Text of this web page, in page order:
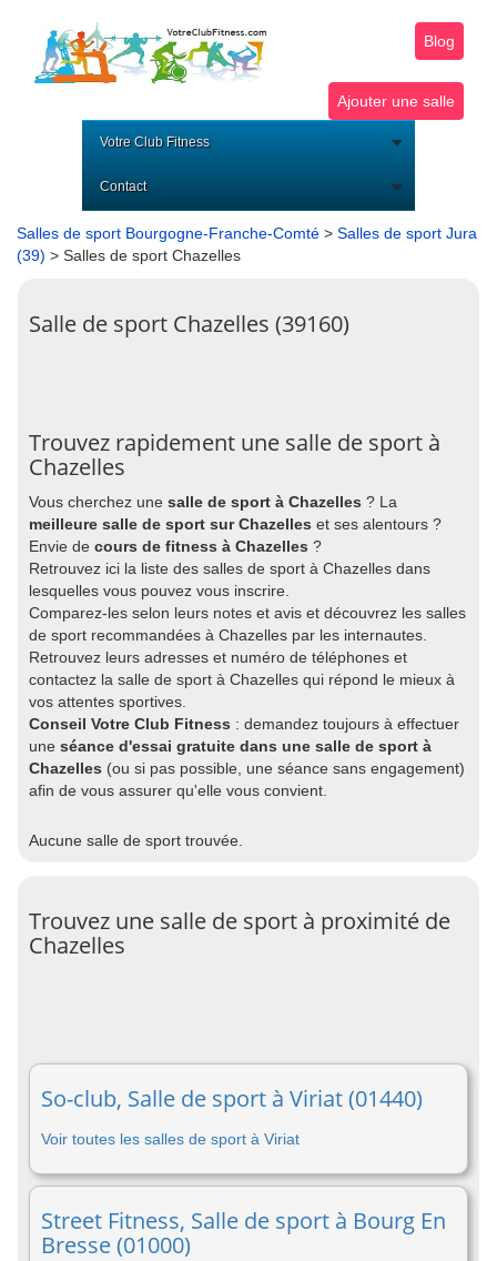
Blog
Ajouter une salle
Votre Club Fitness
Contact
Salles de sport Bourgogne-Franche-Comté > Salles de sport Jura
(39) > Salles de sport Chazelles
Salle de sport Chazelles (39160)
Trouvez rapidement une salle de sport à
Chazelles
Vous cherchez une salle de sport à Chazelles ? La
meilleure salle de sport sur Chazelles et ses alentours ?
Envie de cours de fitness à Chazelles ?
Retrouvez ici la liste des salles de sport à Chazelles dans
lesquelles vous pouvez vous inscrire.
Comparez-les selon leurs notes et avis et découvrez les salles
de sport recommandées à Chazelles par les internautes.
Retrouvez leurs adresses et numéro de téléphones et
contactez la salle de sport à Chazelles qui répond le mieux à
vos attentes sportives.
Conseil Votre Club Fitness : demandez toujours à effectuer
une séance d'essai gratuite dans une salle de sport à
Chazelles (ou si pas possible, une séance sans engagement)
afin de vous assurer qu'elle vous convient.
Aucune salle de sport trouvée.
Trouvez une salle de sport à proximité de
Chazelles
So-club, Salle de sport à Viriat (01440)
Voir toutes les salles de sport à Viriat
Street Fitness, Salle de sport à Bourg En
Bresse (01000)